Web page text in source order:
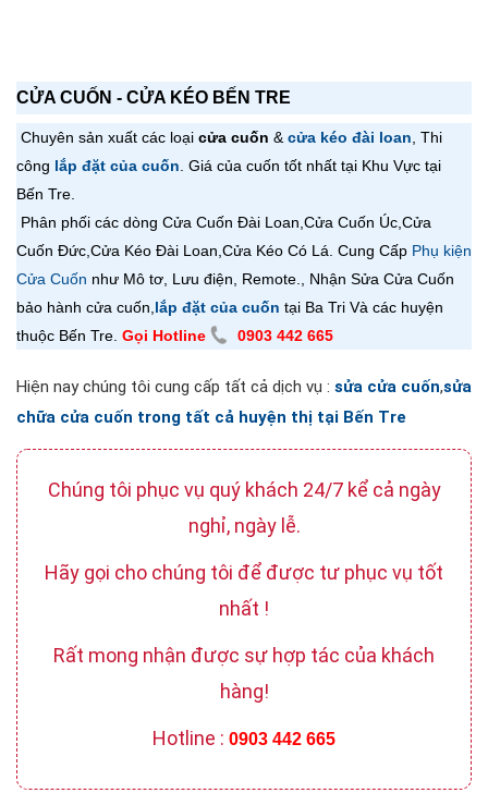
CỬA CUỐN - CỬA KÉO BẾN TRE
Chuyên sản xuất các loại cửa cuốn & cửa kéo đài loan , Thi
công lắp đặt của cuốn . Giá của cuốn tốt nhất tại Khu Vực tại
Bến Tre.
Phân phối các dòng Cửa Cuốn Đài Loan, Cửa Cuốn Úc, Cửa
Cuốn Đức, Cửa Kéo Đài Loan, Cửa Kéo Có Lá . Cung Cấp Phụ kiện
Cửa Cuốn như Mô tơ, Lưu điện, Remote., Nhận Sửa Cửa Cuốn
bảo hành cửa cuốn, lắp đặt của cuốn tại Ba Tri Và các huyện
thuộc Bến Tre. Gọi Hotline 0903 442 665
Hiện nay chúng tôi cung cấp tất cả dịch vụ : sửa cửa cuốn,sửa
chữa cửa cuốn trong tất cả huyện thị tại Bến Tre
Chúng tôi phục vụ quý khách 24/7 kể cả ngày
nghỉ, ngày lễ.
Hãy gọi cho chúng tôi để được tư phục vụ tốt
nhất !
Rất mong nhận được sự hợp tác của khách
hàng!
Hotline : 0903 442 665